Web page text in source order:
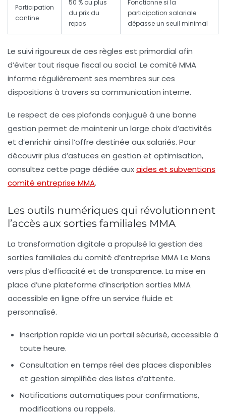
Participation
cantine
50 % ou plus
du prix du
repas
Fonctionne si la
participation salariale
dépasse un seuil minimal
Le suivi rigoureux de ces règles est primordial afin
d’éviter tout risque fiscal ou social. Le comité MMA
informe régulièrement ses membres sur ces
dispositions à travers sa communication interne.
Le respect de ces plafonds conjugué à une bonne
gestion permet de maintenir un large choix d’activités
et d’enrichir ainsi l’offre destinée aux salariés. Pour
découvrir plus d’astuces en gestion et optimisation,
consultez cette page dédiée auxaides et subventions
comité entreprise MMA.
Les outils numériques qui révolutionnent
l’accès aux sorties familiales MMA
La transformation digitale a propulsé la gestion des
sorties familiales du comité d’entreprise MMA Le Mans
vers plus d’efficacité et de transparence. La mise en
place d’une plateforme d’inscription sorties MMA
accessible en ligne offre un service fluide et
personnalisé.
Inscription rapide via un portail sécurisé, accessible à
toute heure.
Consultation en temps réel des places disponibles
et gestion simplifiée des listes d’attente.
Notifications automatiques pour confirmations,
modifications ou rappels.